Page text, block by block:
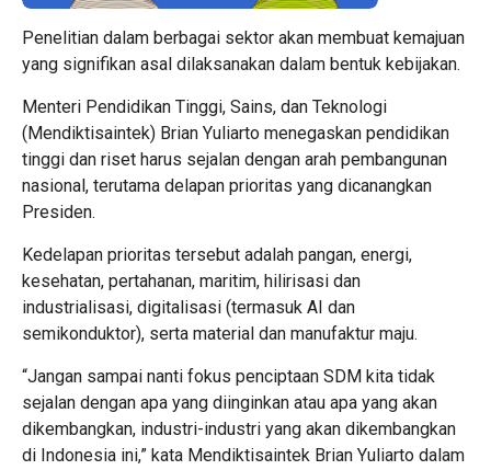
Penelitian dalam berbagai sektor akan membuat kemajuan
yang signifikan asal dilaksanakan dalam bentuk kebijakan.
Menteri Pendidikan Tinggi, Sains, dan Teknologi
(Mendiktisaintek) Brian Yuliarto menegaskan pendidikan
tinggi dan riset harus sejalan dengan arah pembangunan
nasional, terutama delapan prioritas yang dicanangkan
Presiden.
Kedelapan prioritas tersebut adalah pangan, energi,
kesehatan, pertahanan, maritim, hilirisasi dan
industrialisasi, digitalisasi (termasuk AI dan
semikonduktor), serta material dan manufaktur maju.
“Jangan sampai nanti fokus penciptaan SDM kita tidak
sejalan dengan apa yang diinginkan atau apa yang akan
dikembangkan, industri-industri yang akan dikembangkan
di Indonesia ini,” kata Mendiktisaintek Brian Yuliarto dalam